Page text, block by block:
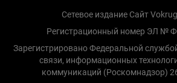
Сетевое издание Сайт
Регистрационный номер ЭЛ №
Зарегистрировано Федеральной
связи, информационных
коммуникаций (Роскомнадзор)